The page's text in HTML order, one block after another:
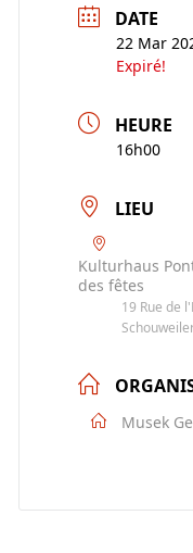
DATE
22 Mar
Expiré!
HEURE
16h00
LIEU
Kulturhaus
des fêtes
19 Rue de
Musek